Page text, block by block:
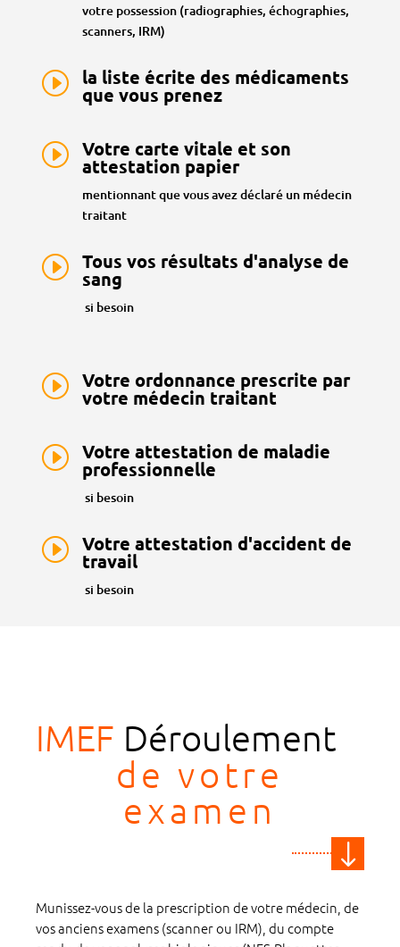
votre possession (radiographies, échographies,
scanners, IRM)
I la liste écrite des médicaments
que vous prenez
I Votre carte vitale et son
attestation papier
mentionnant que vous avez déclaré un médecin
traitant
I Tous vos résultats d'analyse de
sang
si besoin
I Votre ordonnance prescrite par
votre médecin traitant
I Votre attestation de maladie
professionnelle
si besoin
I Votre attestation d'accident de
travail
si besoin
IMEF Déroulement
de votre
examen
"
Munissez-vous de la prescription de votre médecin, de
vos anciens examens (scanner ou IRM), du compte